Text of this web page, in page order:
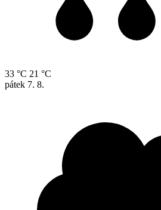
33 °C 21 °C
pátek 7. 8.